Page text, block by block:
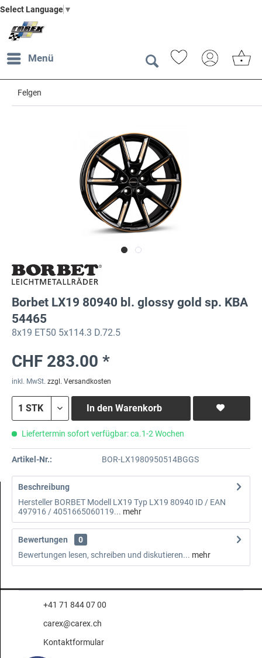
Select Language ▼
Menü
Felgen
Borbet LX19 80940 bl. glossy gold sp. KBA
54465
8x19 ET50 5x114.3 D.72.5
CHF 283.00 *
inkl. MwSt. zzgl. Versandkosten
In den Warenkorb
Liefertermin sofort verfügbar: ca.1-2 Wochen
Artikel-Nr.: BOR-LX1980950514BGGS
Beschreibung
Hersteller BORBET Modell LX19 Typ LX19 80940 ID / EAN
497916 / 4051665060119... mehr
Bewertungen
0
Bewertungen lesen, schreiben und diskutieren... mehr
+41 71 844 07 00
carex@carex.ch
Kontaktformular